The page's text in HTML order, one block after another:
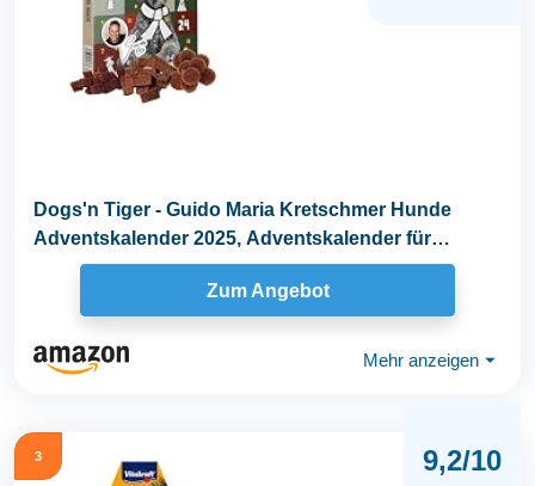
Dogs'n Tiger - Guido Maria Kretschmer Hunde
Adventskalender 2025, Adventskalender für
Hunde...
Zum Angebot
Mehr anzeigen ⏷
3 9,2/10